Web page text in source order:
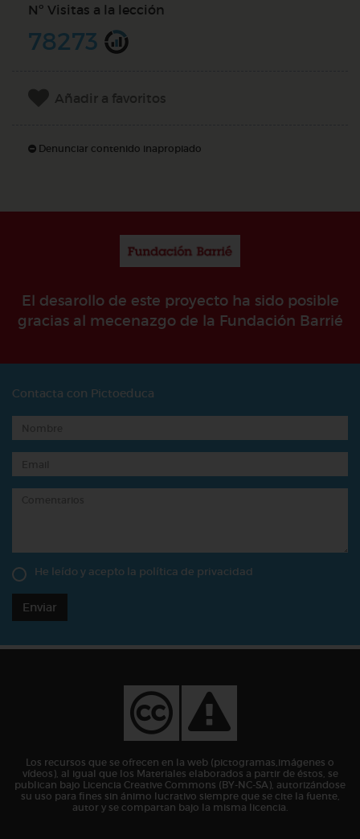
Nº Visitas a la lección
78273
Añadir a favoritos
Denunciar contenido inapropiado
El desarollo de este proyecto ha sido posible
gracias al mecenazgo de la Fundación Barrié
Contacta con Pictoeduca
He leído y acepto la política de privacidad
Enviar
Los recursos que se ofrecen en la web (pictogramas,imágenes o
vídeos), al igual que los Materiales elaborados a partir de éstos, se
publican bajo Licencia Creative Commons (BY-NC-SA), autorizándose
su uso para fines sin ánimo lucrativo siempre que se cite la fuente,
autor y se compartan bajo la misma licencia.